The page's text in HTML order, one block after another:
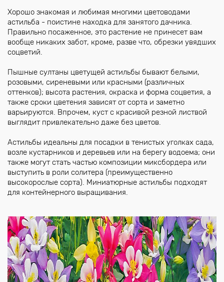
Хорошо знакомая и любимая многими цветоводами
астильба - поистине находка для занятого дачника.
Правильно посаженное, это растение не принесет вам
вообще никаких забот, кроме, разве что, обрезки увядших
соцветий.
Пышные султаны цветущей астильбы бывают белыми,
розовыми, сиреневыми или красными (различных
оттенков); высота растения, окраска и форма соцветия, а
также сроки цветения зависят от сорта и заметно
варьируются. Впрочем, куст с красивой резной листвой
выглядит привлекательно даже без цветов.
Астильбы идеальны для посадки в тенистых уголках сада,
возле кустарников и деревьев или на берегу водоема; они
также могут стать частью композиции миксбордера или
выступить в роли солитера (преимущественно
высокорослые сорта). Миниатюрные астильбы подходят
для контейнерного выращивания.